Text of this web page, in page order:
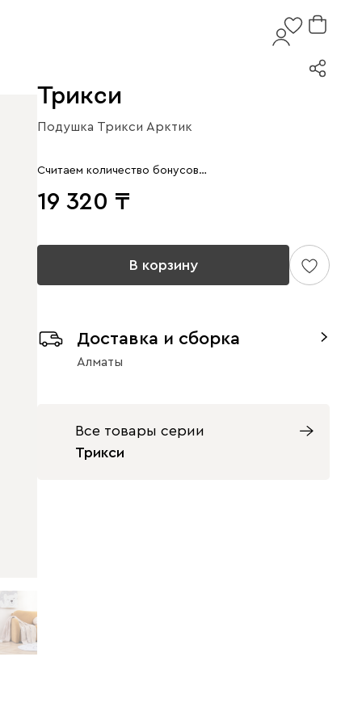
Трикси
Подушка Трикси Арктик
Считаем количество бонусов…
19 320
В корзину
Доставка и сборка
Алматы
Все товары серии
Трикси